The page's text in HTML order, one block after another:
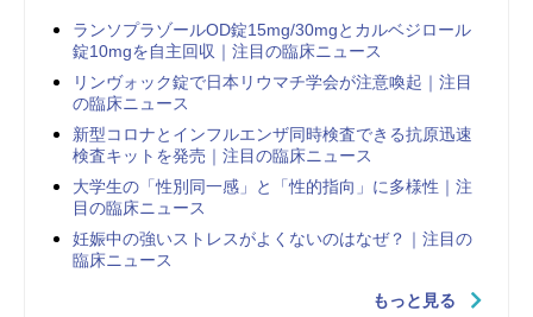
ランソプラゾールOD錠15mg/30mgとカルベジロール
錠10mgを自主回収｜注目の臨床ニュース
リンヴォック錠で日本リウマチ学会が注意喚起｜注目
の臨床ニュース
新型コロナとインフルエンザ同時検査できる抗原迅速
検査キットを発売｜注目の臨床ニュース
大学生の「性別同一感」と「性的指向」に多様性｜注
目の臨床ニュース
妊娠中の強いストレスがよくないのはなぜ？｜注目の
臨床ニュース
もっと見る